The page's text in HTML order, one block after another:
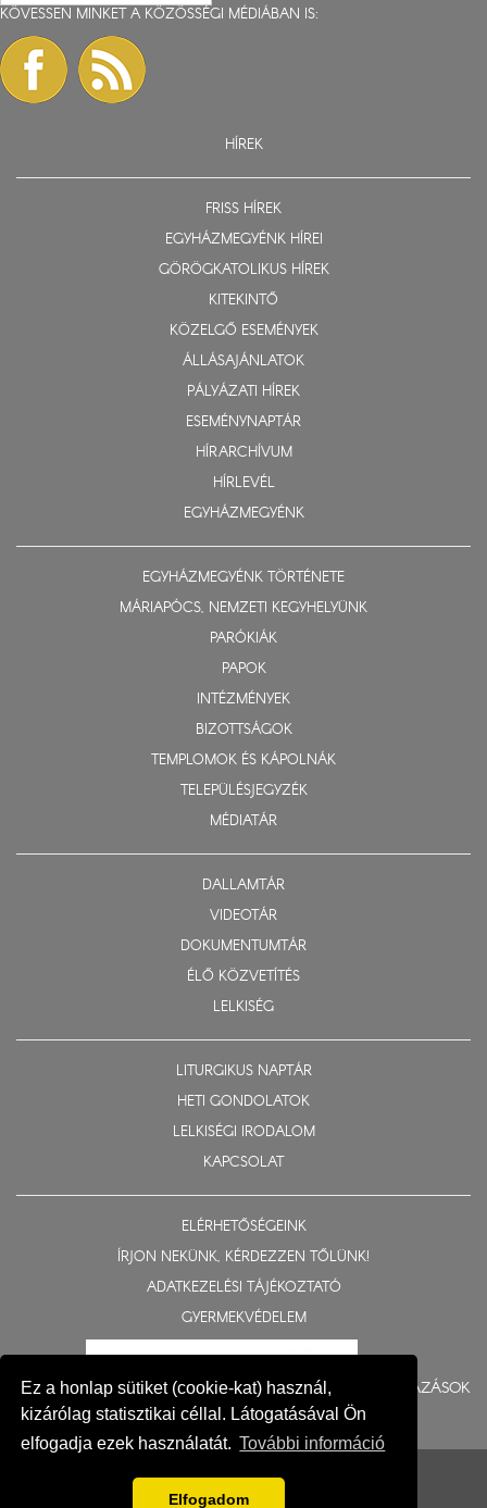
Ez a honlap sütiket (cookie-kat) használ,
kizárólag statisztikai céllal. Látogatásával Ön
elfogadja ezek használatát. További információ
Elfogadom
KÖVESSEN MINKET A KÖZÖSSÉGI MÉDIÁBAN IS:
HÍREK
FRISS HÍREK
EGYHÁZMEGYÉNK HÍREI
GÖRÖGKATOLIKUS HÍREK
KITEKINTŐ
KÖZELGŐ ESEMÉNYEK
ÁLLÁSAJÁNLATOK
PÁLYÁZATI HÍREK
ESEMÉNYNAPTÁR
HÍRARCHÍVUM
HÍRLEVÉL
EGYHÁZMEGYÉNK
EGYHÁZMEGYÉNK TÖRTÉNETE
MÁRIAPÓCS, NEMZETI KEGYHELYÜNK
PARÓKIÁK
PAPOK
INTÉZMÉNYEK
BIZOTTSÁGOK
TEMPLOMOK ÉS KÁPOLNÁK
TELEPÜLÉSJEGYZÉK
MÉDIATÁR
DALLAMTÁR
VIDEOTÁR
DOKUMENTUMTÁR
ÉLŐ KÖZVETÍTÉS
LELKISÉG
LITURGIKUS NAPTÁR
HETI GONDOLATOK
LELKISÉGI IRODALOM
KAPCSOLAT
ELÉRHETŐSÉGEINK
ÍRJON NEKÜNK, KÉRDEZZEN TŐLÜNK!
ADATKEZELÉSI TÁJÉKOZTATÓ
GYERMEKVÉDELEM
BERUHÁZÁSOK
Impresszum